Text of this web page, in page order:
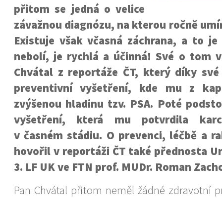
přitom se jedná o velice
závažnou diagnózu, na kterou ročně
Existuje však včasná záchrana, a to
nebolí, je rychlá a účinná! Své o tom
Chvátal z reportáže ČT, který díky
preventivní vyšetření, kde mu z
zvýšenou hladinu tzv. PSA. Poté
vyšetření, která mu potvrdila
v časném stádiu. O prevenci, léčbě a
hovořil v reportáži ČT také přednosta
3. LF UK ve FTN prof. MUDr. Roman
Pan Chvátal přitom neměl žádné zdravotní